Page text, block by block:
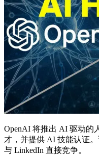
OpenAI 将推出 AI 驱动的
才，并提供 AI 技能认证
与 LinkedIn 直接竞争。